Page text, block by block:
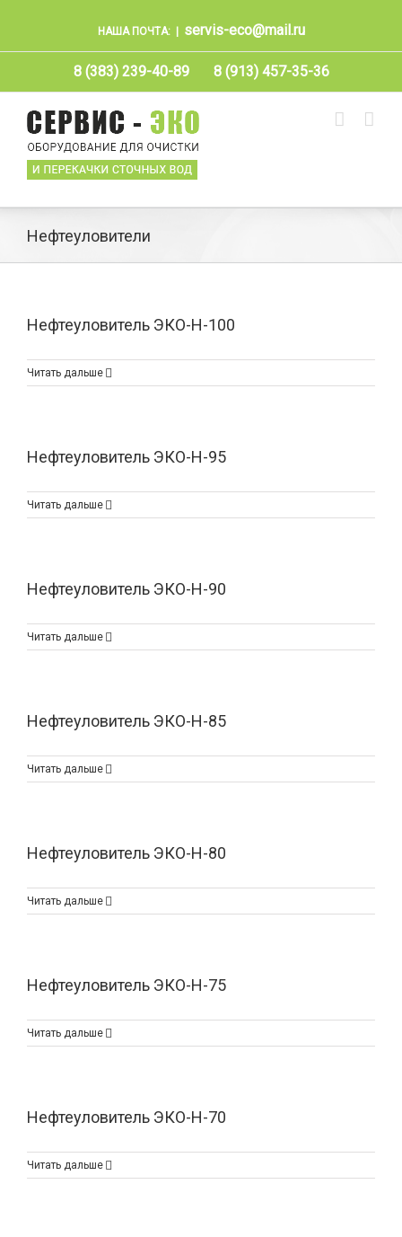
НАША ПОЧТА: servis-eco@mail.ru
8 (383) 239-40-89 8 (913) 457-35-36
Нефтеуловители
Нефтеуловитель ЭКО-Н-100
Читать дальше
Нефтеуловитель ЭКО-Н-95
Читать дальше
Нефтеуловитель ЭКО-Н-90
Читать дальше
Нефтеуловитель ЭКО-Н-85
Читать дальше
Нефтеуловитель ЭКО-Н-80
Читать дальше
Нефтеуловитель ЭКО-Н-75
Читать дальше
Нефтеуловитель ЭКО-Н-70
Читать дальше